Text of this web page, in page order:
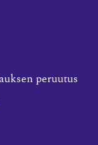
peruutus